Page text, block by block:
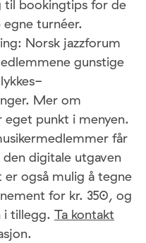
til bookingtips for de
turnéer.
Norsk jazzforum
gunstige
Mer om
eget punkt i menyen.
får
digitale utgaven
er også mulig å tegne
for kr. 350, og
i tillegg. Ta kontakt